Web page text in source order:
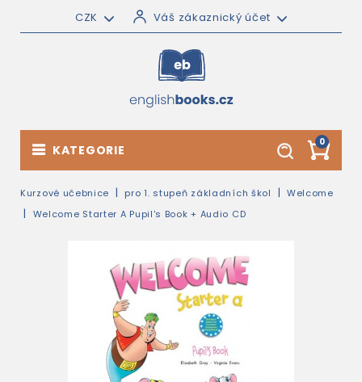
CZK Váš zákaznický účet
0
KATEGORIE
Kurzové učebnice pro 1. stupeň základních škol
Welcome
Welcome Starter A Pupil's Book + Audio CD